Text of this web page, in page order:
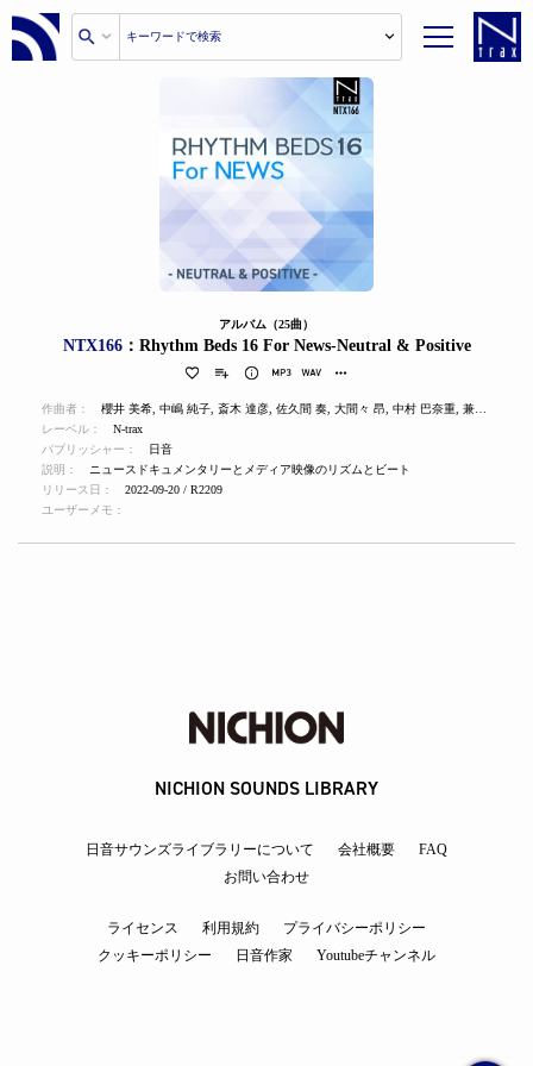
アルバム（25曲）
NTX166：Rhythm Beds 16 For News-Neutral & Positive
作曲者： 櫻井 美希 中嶋 純子 斎木 達彦 佐久間 奏 大間々 昂 中村 巴奈重 兼松 衆
レーベル：
N-trax
パブリッシャー：
日音
説明：
ニュースドキュメンタリーとメディア映像のリズムとビート
リリース日：
2022-09-20 / R2209
ユーザーメモ：
NICHION SOUNDS LIBRARY
日音サウンズライブラリーについて 会社概要
FAQ
お問い合わせ
ライセンス 利用規約
プライバシーポリシー
クッキーポリシー
日音作家 Youtubeチャンネル